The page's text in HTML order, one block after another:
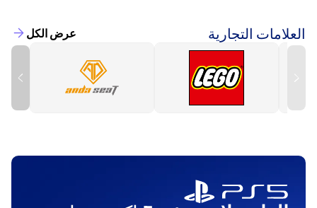
العلامات التجارية عرض الكل